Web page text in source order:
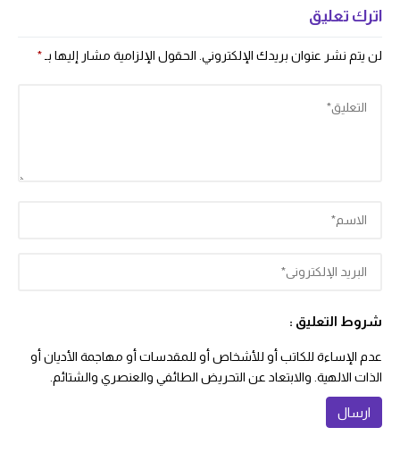
اترك تعليق
لن يتم نشر عنوان بريدك الإلكتروني. الحقول الإلزامية مشار إليها بـ *
شروط التعليق :
عدم الإساءة للكاتب أو للأشخاص أو للمقدسات أو مهاجمة الأديان أو
الذات الالهية. والابتعاد عن التحريض الطائفي والعنصري والشتائم.